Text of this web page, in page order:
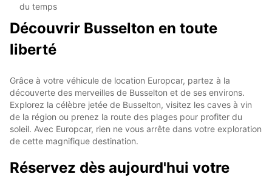
du temps
Découvrir Busselton en toute
liberté
Grâce à votre véhicule de location Europcar, partez à la
découverte des merveilles de Busselton et de ses environs.
Explorez la célèbre jetée de Busselton, visitez les caves à vin
de la région ou prenez la route des plages pour profiter du
soleil. Avec Europcar, rien ne vous arrête dans votre exploration
de cette magnifique destination.
Réservez dès aujourd'hui votre